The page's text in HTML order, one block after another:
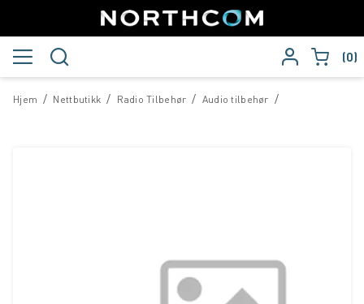
0
/
Hjem /
Nettbutikk /
Radio Tilbehør /
Audio tilbehør